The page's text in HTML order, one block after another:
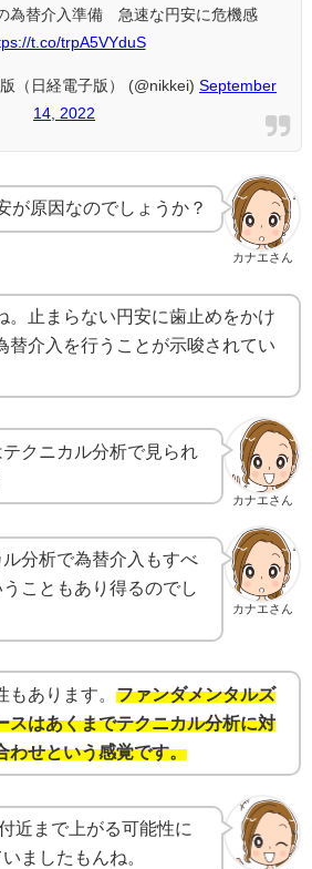
為替介入準備 急速な円安に危機感
t.co/trpA5VYduS
（日経電子版） (@nikkei) September
14, 2022
カナエさん
が原因なのでしょうか？
。止まらない円安に歯止めをかけ
替介入を行うことが示唆されてい
カナエさん
クニカル分析で見られ
カナエさん
分析で為替介入もすべ
こともあり得るのでし
もあります。 ファンダメンタルズ
スはあくまでテクニカル分析に対
わせという感覚です。
近まで上がる可能性に
ましたもんね。